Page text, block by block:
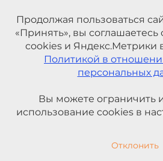
Продолжая пользоваться
«Принять», вы
cookies и Яндекс.Метрики
Политикой в
персональных
Вы можете ограничить
использование cookies в
Отклонить